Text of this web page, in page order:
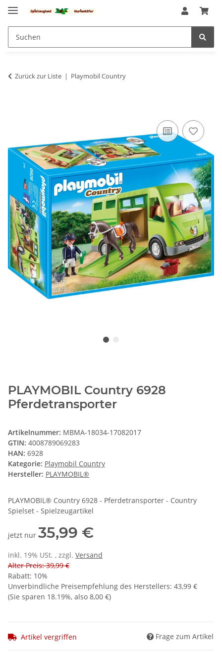
Zurück zur Liste Playmobil Country
PLAYMOBIL Country 6928
Pferdetransporter
Artikelnummer: MBMA-18034-17082017
GTIN: 4008789069283
HAN: 6928
Kategorie: Playmobil Country
Hersteller: PLAYMOBIL®
PLAYMOBIL® Country 6928 - Pferdetransporter - Country
Spielset - Spielzeugartikel
jetzt nur 35,99 €
inkl. 19% USt. , zzgl. Versand
Alter Preis: 39,99 €
Rabatt: 10%
Unverbindliche Preisempfehlung des Herstellers: 43,99 €
(Sie sparen 18.19%, also 8,00 €)
Artikel vergriffen Frage zum Artikel